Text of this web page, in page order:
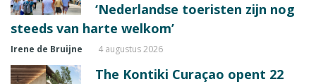
‘Nederlandse toeristen zijn nog
steeds van harte welkom’
Irene de Bruijne 4 augustus 2026
The Kontiki Curaçao opent 22